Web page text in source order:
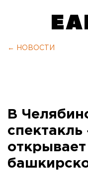
← НОВОСТИ
В
спектакль
открывает